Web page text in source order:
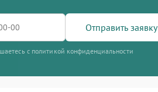
Отправить заявку
с политикой конфиденциальности